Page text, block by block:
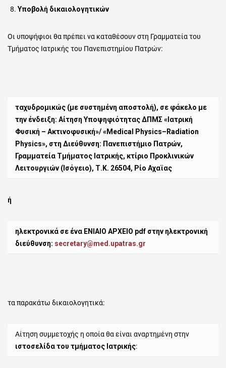
Υποβολή δικαιολογητικών
Οι υποψήφιοι θα πρέπει να καταθέσουν στη Γραμματεία του
Τμήματος Ιατρικής του Πανεπιστημίου Πατρών:
ταχυδρομικώς (με συστημένη αποστολή), σε φάκελο με
την ένδειξη: Αίτηση Υποψηφιότητας ΔΠΜΣ «Ιατρική
Φυσική – Ακτινοφυσική»/ «Medical Physics– Radiation
Physics», στη Διεύθυνση: Πανεπιστήμιο Πατρών,
Γραμματεία Τμήματος Ιατρικής, κτίριο Προκλινικών
Λειτουργιών (Ισόγειο), Τ.Κ. 26504, Ρίο Αχαϊας
ή
ηλεκτρονικά σε ένα ΕΝΙΑΙΟ ΑΡΧΕΙΟ pdf στην ηλεκτρονική
διεύθυνση: secretary@med.upatras.gr
τα παρακάτω δικαιολογητικά:
Αίτηση συμμετοχής η οποία θα είναι αναρτημένη στην
ιστοσελίδα του τμήματος Ιατρικής: